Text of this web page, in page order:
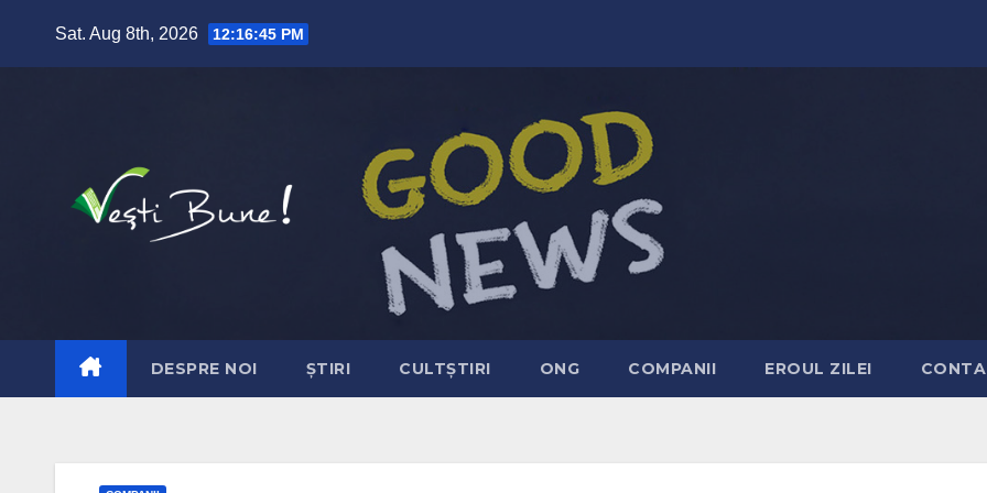
Sat. Aug 8th, 2026
12:16:46 PM
DESPRE NOI ȘTIRI CULTȘTIRI ONG COMPANII EROUL ZILEI